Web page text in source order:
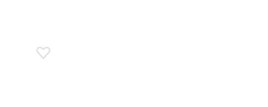
Добавить в избранное